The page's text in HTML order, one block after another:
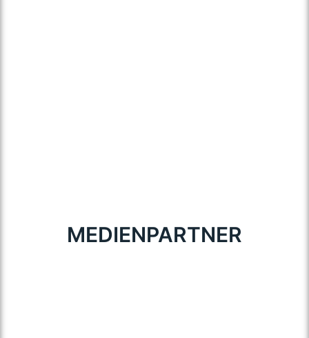
MEDIENPARTNER